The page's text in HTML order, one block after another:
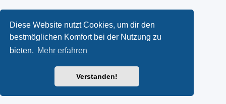
Diese Website nutzt Cookies, um dir den
bestmöglichen Komfort bei der Nutzung zu
bieten. Mehr erfahren
Verstanden!